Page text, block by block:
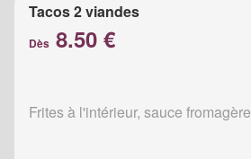
Tacos 2 viandes
Dès 8.50 €
Frites à l'intérieur, sauce fromagère